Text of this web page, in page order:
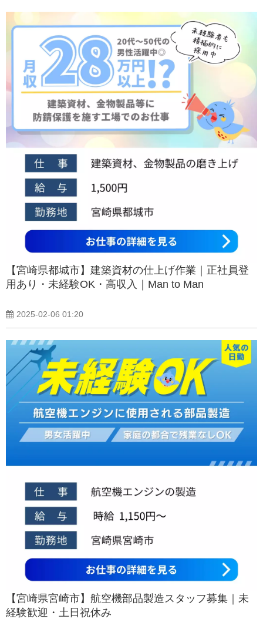
【宮崎県都城市】建築資材の仕上げ作業｜正社員登
用あり・未経験OK・高収入｜Man to Man
2025-02-06 01:20
【宮崎県宮崎市】航空機部品製造スタッフ募集｜未
経験歓迎・土日祝休み